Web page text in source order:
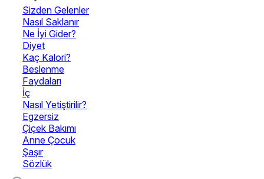
Sizden Gelenler
Nasıl Saklanır
Ne İyi Gider?
Diyet
Kaç Kalori?
Beslenme
Faydaları
İç
Nasıl Yetiştirilir?
Egzersiz
Çiçek Bakımı
Anne Çocuk
Şaşır
Sözlük